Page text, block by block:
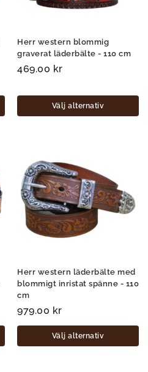
Herr western blommig
graverat läderbälte - 110 cm
469.00 kr
Välj alternativ
Herr western läderbälte med
blommigt inristat spänne - 110
cm
979.00 kr
Välj alternativ